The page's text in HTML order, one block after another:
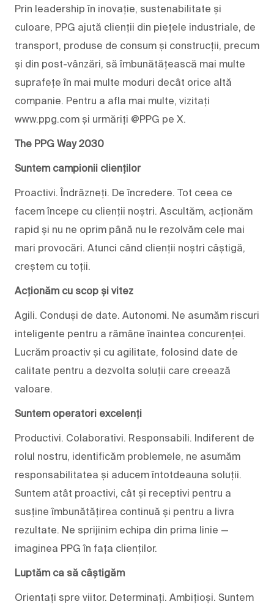
Prin leadership în inovație, sustenabilitate și
culoare, PPG ajută clienții din piețele industriale, de
transport, produse de consum și construcții, precum
și din post-vânzări, să îmbunătățească mai multe
suprafețe în mai multe moduri decât orice altă
companie. Pentru a afla mai multe, vizitați
www.ppg.com și urmăriți @PPG pe X.
The PPG Way 2030
Suntem campionii clienților
Proactivi. Îndrăzneți. De încredere. Tot ceea ce
facem începe cu clienții noștri. Ascultăm, acționăm
rapid și nu ne oprim până nu le rezolvăm cele mai
mari provocări. Atunci când clienții noștri câștigă,
creștem cu toții.
Acționăm cu scop și vitez
Agili. Conduși de date. Autonomi. Ne asumăm riscuri
inteligente pentru a rămâne înaintea concurenței.
Lucrăm proactiv și cu agilitate, folosind date de
calitate pentru a dezvolta soluții care creează
valoare.
Suntem operatori excelenți
Productivi. Colaborativi. Responsabili. Indiferent de
rolul nostru, identificăm problemele, ne asumăm
responsabilitatea și aducem întotdeauna soluții.
Suntem atât proactivi, cât și receptivi pentru a
susține îmbunătățirea continuă și pentru a livra
rezultate. Ne sprijinim echipa din prima linie —
imaginea PPG în fața clienților.
Luptăm ca să câștigăm
Orientați spre viitor. Determinați. Ambițioși. Suntem